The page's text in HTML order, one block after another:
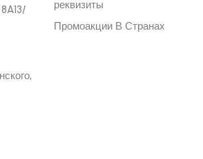
реквизиты
Промоакции В Странах